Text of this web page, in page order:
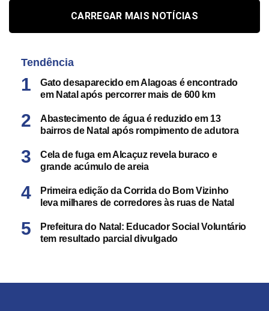
CARREGAR MAIS NOTÍCIAS
Tendência
Gato desaparecido em Alagoas é encontrado
em Natal após percorrer mais de 600 km
Abastecimento de água é reduzido em 13
bairros de Natal após rompimento de adutora
Cela de fuga em Alcaçuz revela buraco e
grande acúmulo de areia
Primeira edição da Corrida do Bom Vizinho
leva milhares de corredores às ruas de Natal
Prefeitura do Natal: Educador Social Voluntário
tem resultado parcial divulgado